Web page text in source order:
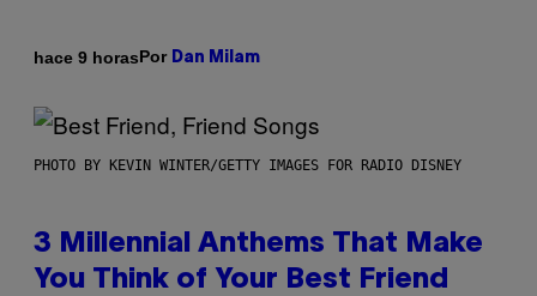
hace 9 horasPor Dan Milam
PHOTO BY KEVIN WINTER/GETTY IMAGES FOR RADIO DISNEY
3 Millennial Anthems That Make
You Think of Your Best Friend